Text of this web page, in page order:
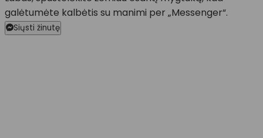
galėtumėte kalbėtis su manimi per „Messenger“.
Siųsti žinutę